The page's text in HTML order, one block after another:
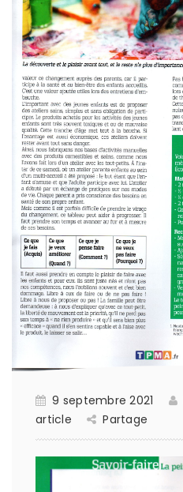
9 septembre 2021
article
Partage